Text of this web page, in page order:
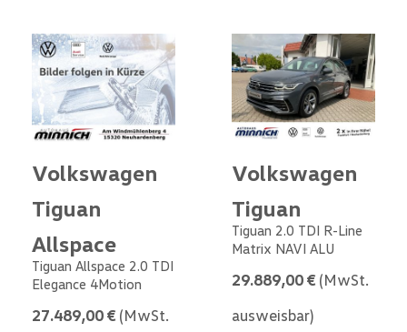
Volkswagen
Tiguan
Allspace
Tiguan Allspace 2.0 TDI
Elegance 4Motion
27.489,00 € (MwSt.
Volkswagen
Tiguan
Tiguan 2.0 TDI R-Line
Matrix NAVI ALU
29.889,00 € (MwSt.
ausweisbar)